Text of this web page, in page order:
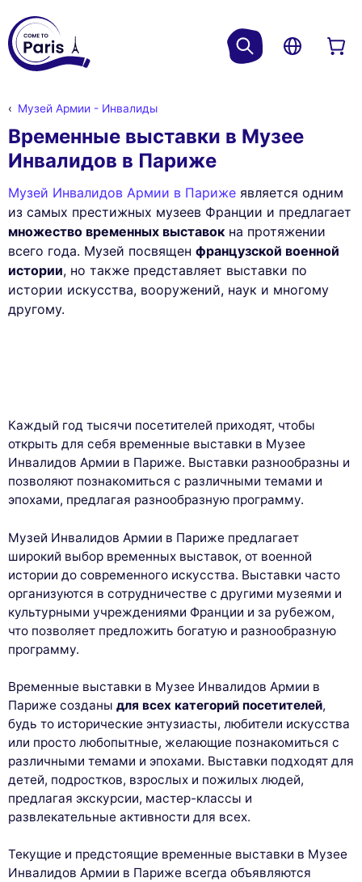
Музей Армии - Инвалиды
Временные выставки в Музее
Инвалидов в Париже
Mузей Инвалидов Армии в Париже является одним
из самых престижных музеев Франции и предлагает
множество временных выставок на протяжении
всего года. Музей посвящен французской военной
истории, но также представляет выставки по
истории искусства, вооружений, наук и многому
другому.
Каждый год тысячи посетителей приходят, чтобы
открыть для себя временные выставки в Музее
Инвалидов Армии в Париже. Выставки разнообразны и
позволяют познакомиться с различными темами и
эпохами, предлагая разнообразную программу.
Музей Инвалидов Армии в Париже предлагает
широкий выбор временных выставок, от военной
истории до современного искусства. Выставки часто
организуются в сотрудничестве с другими музеями и
культурными учреждениями Франции и за рубежом,
что позволяет предложить богатую и разнообразную
программу.
Временные выставки в Музее Инвалидов Армии в
Париже созданы для всех категорий посетителей,
будь то исторические энтузиасты, любители искусства
или просто любопытные, желающие познакомиться с
различными темами и эпохами. Выставки подходят для
детей, подростков, взрослых и пожилых людей,
предлагая экскурсии, мастер-классы и
развлекательные активности для всех.
Текущие и предстоящие временные выставки в Музее
Инвалидов Армии в Париже всегда объявляются